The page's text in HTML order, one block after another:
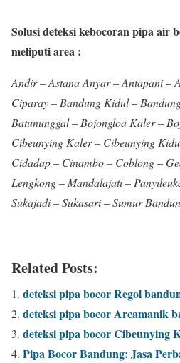
Solusi deteksi kebocoran pipa air
meliputi area :
Andir – Astana Anyar – Antapani –
Ciparay – Bandung Kidul –
Batununggal – Bojongloa Kaler –
Cibeunying Kaler – Cibeunying
Cidadap – Cinambo – Coblong –
Lengkong – Mandalajati –
Sukajadi – Sukasari – Sumur
Related Posts:
deteksi pipa bocor Regol
deteksi pipa bocor Arcamanik
deteksi pipa bocor Cibeunying
Pipa Bocor Bandung: Jasa